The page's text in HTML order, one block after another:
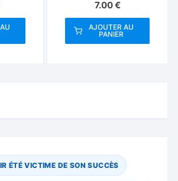
7.00€
AJOUTER AU
PANIER
ÉTÉ VICTIME DE SON SUCCÈS